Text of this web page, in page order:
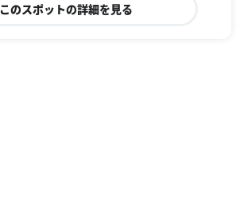
このスポットの詳細を見る